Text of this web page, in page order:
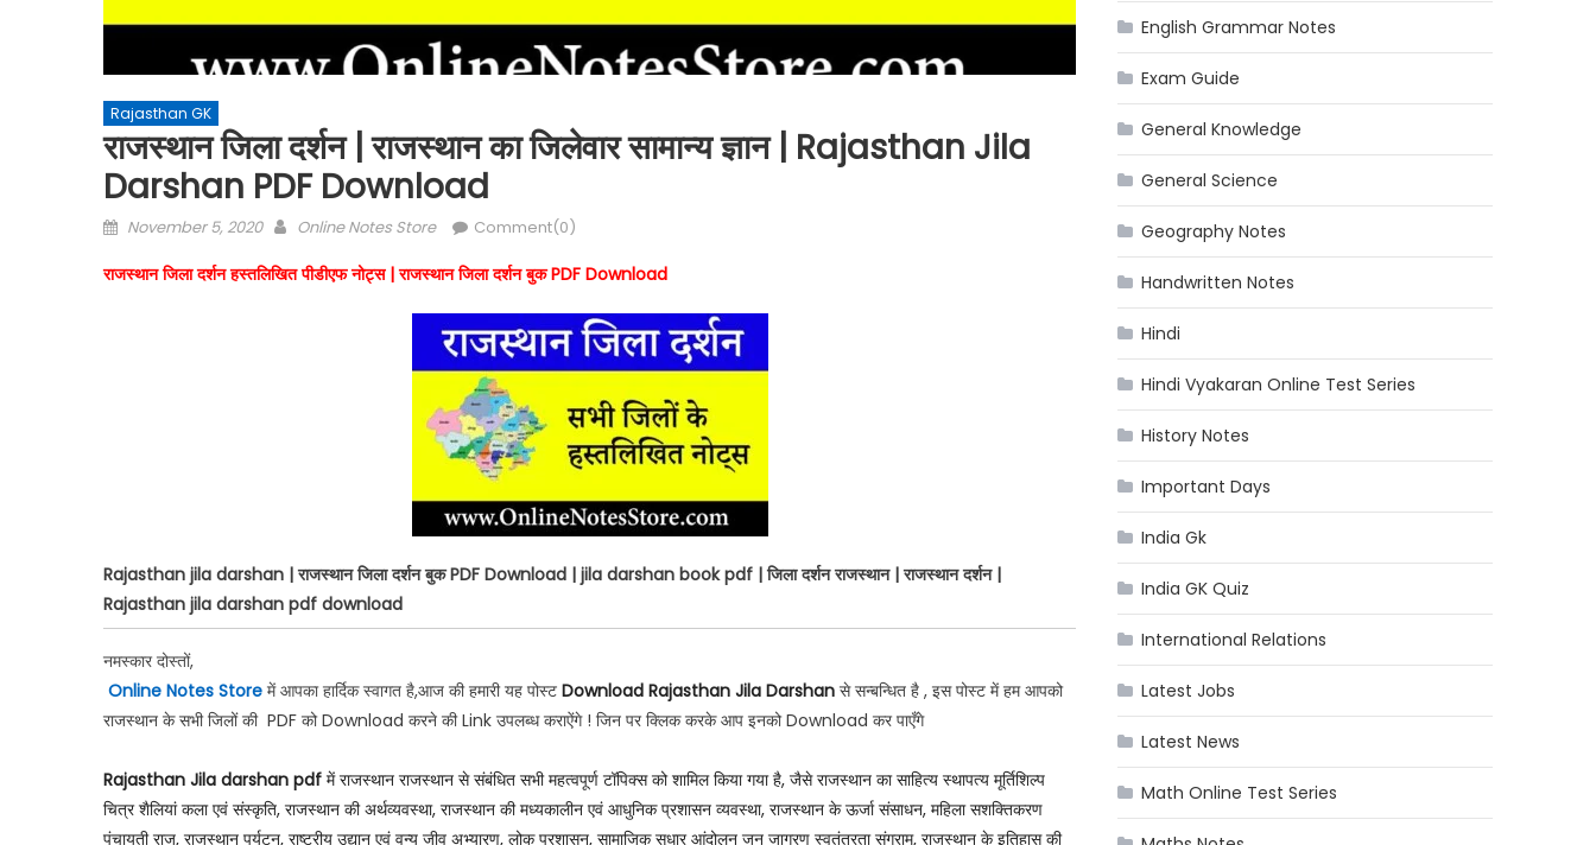
Rajasthan GK
राजस्थान जिला दर्शन | राजस्थान का जिलेवार सामान्य ज्ञान | Rajasthan Jila
Darshan PDF Download
Posted
November 5, 2020 Author
Online Notes Store Comment(0)
राजस्थान जिला दर्शन हस्तलिखित पीडीएफ नोट्स | राजस्थान जिला दर्शन बुक PDF Download
Rajasthan jila darshan | राजस्थान जिला दर्शन बुक PDF Download | jila darshan book pdf | जिला दर्शन राजस्थान | राजस्थान दर्शन |
Rajasthan jila darshan pdf download
नमस्कार दोस्तों,
Online Notes Store में आपका हार्दिक स्वागत है,आज की हमारी यह पोस्ट Download Rajasthan Jila Darshan से सन्बन्धित है , इस पोस्ट में हम आपको
राजस्थान के सभी जिलों की PDF कोDownload करने कीLink उपलब्ध कराऐंगे ! जिन पर क्लिक करके आप इनकोDownload कर पाएँगे
Rajasthan Jila darshan pdf में राजस्थान राजस्थान से संबंधित सभी महत्वपूर्ण टॉपिक्स को शामिल किया गया है, जैसे राजस्थान का साहित्य स्थापत्य मूर्तिशिल्प
चित्र शैलियां कला एवं संस्कृति, राजस्थान की अर्थव्यवस्था, राजस्थान की मध्यकालीन एवं आधुनिक प्रशासन व्यवस्था, राजस्थान के ऊर्जा संसाधन, महिला सशक्तिकरण
पंचायती राज, राजस्थान पर्यटन, राष्ट्रीय उद्यान एवं वन्य जीव अभ्यारण, लोक प्रशासन, सामाजिक सुधार आंदोलन जन जागरण स्वतंत्रता संग्राम, राजस्थान के इतिहास की
English Grammar Notes
Exam Guide
General Knowledge
General Science
Geography Notes
Handwritten Notes
Hindi
Hindi Vyakaran Online Test Series
History Notes
Important Days
India Gk
India GK Quiz
International Relations
Latest Jobs
Latest News
Math Online Test Series